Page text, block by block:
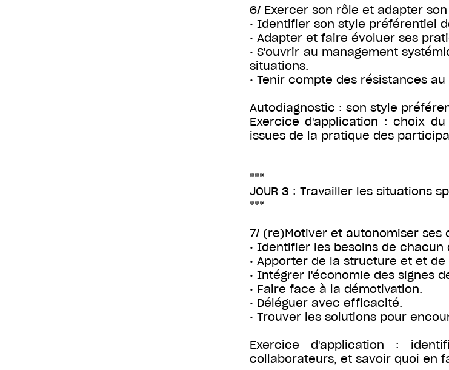
6/ Exercer son rôle et adapter
• Identifier son style préférentiel
• Adapter et faire évoluer ses
• S'ouvrir au management
situations.
• Tenir compte des résistances
Autodiagnostic : son style
Exercice d'application : choix
issues de la pratique des
***
JOUR 3 : Travailler les situations
***
7/ (re)Motiver et autonomiser ses
• Identifier les besoins de
• Apporter de la structure et et
• Intégrer l'économie des signes
• Faire face à la démotivation.
• Déléguer avec efficacité.
• Trouver les solutions pour
Exercice d'application :
collaborateurs, et savoir quoi en